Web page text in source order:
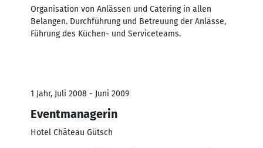
Organisation von Anlässen und Catering in allen
Belangen. Durchführung und Betreuung der Anlässe,
Führung des Küchen- und Serviceteams.
1 Jahr, Juli 2008 - Juni 2009
Eventmanagerin
Hotel Château Gütsch